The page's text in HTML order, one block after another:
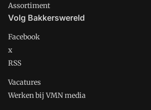
Assortiment
Volg Bakkerswereld
Facebook
x
RSS
Vacatures
Werken bij VMN media